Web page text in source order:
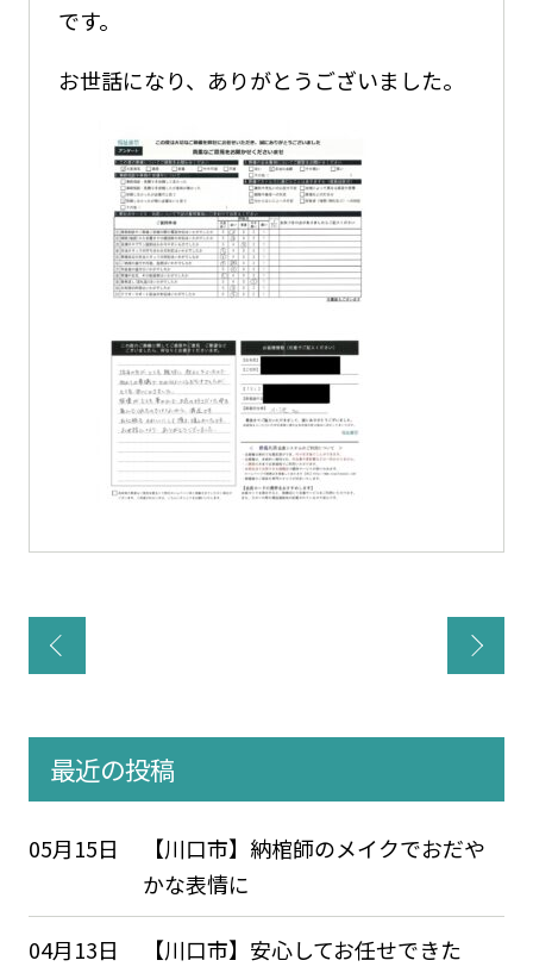
です。
お世話になり、ありがとうございました。
最近の投稿
05月15日
【川口市】納棺師のメイクでおだや
かな表情に
04月13日 【川口市】安心してお任せできた